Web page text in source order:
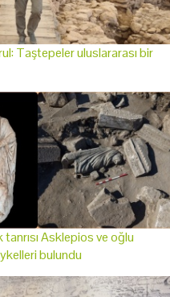
Taştepeler uluslararası bir
Asklepios ve oğlu
bulundu